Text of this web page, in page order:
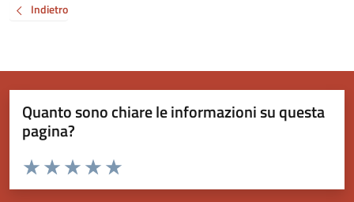
Indietro
Quanto sono chiare le informazioni su questa
pagina?
Valuta da 1 a 5 stelle la pagina
Valuta 5 stelle su 5
Valuta 4 stelle su 5
Valuta 3 stelle su 5
Valuta 2 stelle su 5
Valuta 1 stelle su 5